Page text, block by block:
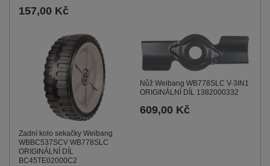
157,00 Kč
Zadní kolo sekačky Weibang
WBBC537SCV WB778SLC
ORIGINÁLNÍ DÍL
BC45TE02000C2
Nůž Weibang WB778SLC V-3IN1
ORIGINÁLNÍ DÍL 1382000332
609,00 Kč